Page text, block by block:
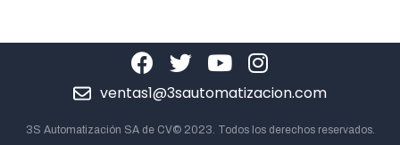
ventas1@3sautomatizacion.com
3S Automatización SA de CV© 2023. Todos los derechos reservados.